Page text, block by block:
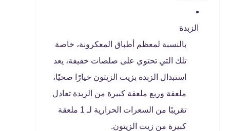
الزبدة
بالنسبة لمعظم أطباق المعكرونة، خاصة
تلك التي تحتوي على صلصات خفيفة، يعد
استبدال الزبدة بزيت الزيتون خيارًا صحيًا،
ملعقة وربع ملعقة كبيرة من الزبدة تعادل
تقريبًا من السعرات الحرارية لـ 1 ملعقة
كبيرة من زيت الزيتون.